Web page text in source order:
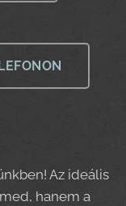
Az ideális
hanem a